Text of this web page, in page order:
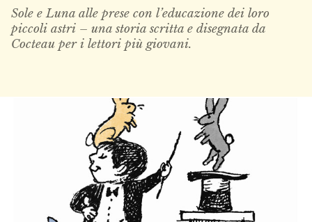
Sole e Luna alle prese con l’educazione dei loro
piccoli astri – una storia scritta e disegnata da
Cocteau per i lettori più giovani.